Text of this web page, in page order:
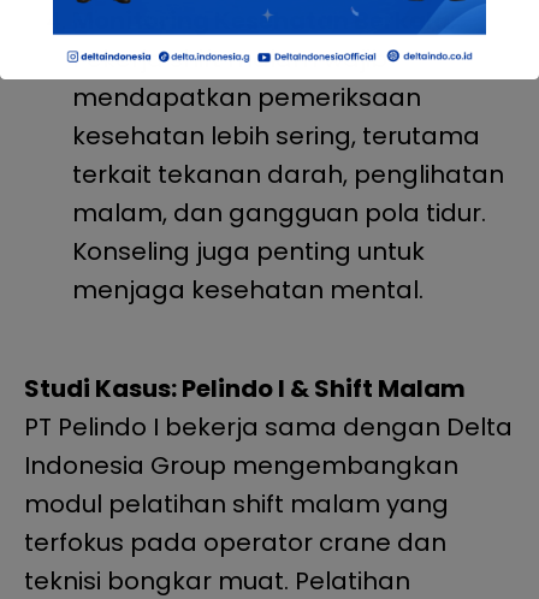
Monitoring Kesehatan Berkala
Pekerja shift malam wajib
mendapatkan pemeriksaan
kesehatan lebih sering, terutama
terkait tekanan darah, penglihatan
malam, dan gangguan pola tidur.
Konseling juga penting untuk
menjaga kesehatan mental.
Studi Kasus: Pelindo I & Shift Malam
PT Pelindo I bekerja sama dengan Delta
Indonesia Group mengembangkan
modul pelatihan shift malam yang
terfokus pada operator crane dan
teknisi bongkar muat. Pelatihan